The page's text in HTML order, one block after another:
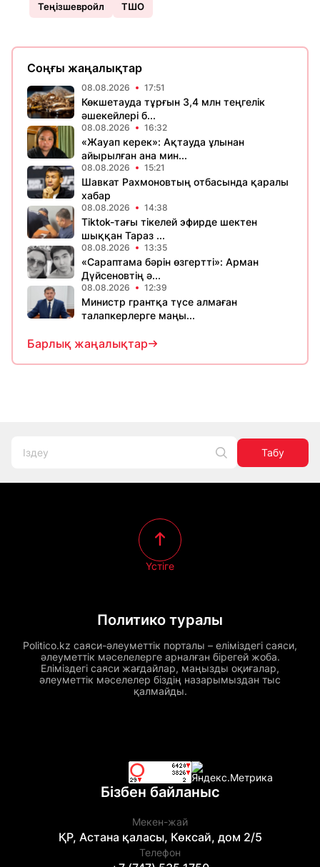
Теңізшевройл
ТШО
Соңғы жаңалықтар
08.08.2026 17:51
Көкшетауда тұрғын 3,4 млн теңгелік
әшекейлері б...
08.08.2026 16:32
«Жауап керек»: Ақтауда ұлынан
айырылған ана мин...
08.08.2026 15:21
Шавкат Рахмоновтың отбасында қаралы
хабар
08.08.2026 14:38
Tiktok-тағы тікелей эфирде шектен
шыққан Тараз ...
08.08.2026 13:35
«Сараптама бәрін өзгертті»: Арман
Дүйсеновтің ә...
08.08.2026 12:39
Министр грантқа түсе алмаған
талапкерлерге маңы...
Барлық жаңалықтар
Табу
Политико туралы
Politico.kz саяси-әлеуметтік порталы – еліміздегі саяси,
әлеуметтік мәселелерге арналған бірегей жоба.
Еліміздегі саяси жағдайлар, маңызды оқиғалар,
әлеуметтік мәселелер біздің назарымыздан тыс
қалмайды.
Үстіге
Бізбен байланыс
Мекен-жай
ҚР, Астана қаласы, Көксай, дом 2/5
Телефон